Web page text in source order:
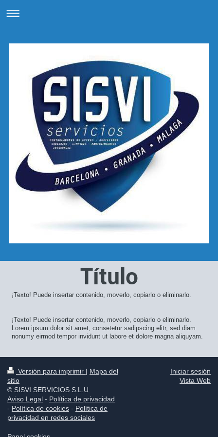
Título
¡Texto! Puede insertar contenido, moverlo, copiarlo o eliminarlo.
¡Texto! Puede insertar contenido, moverlo, copiarlo o eliminarlo.
Lorem ipsum dolor sit amet, consetetur sadipscing elitr, sed diam
nonumy eirmod tempor invidunt ut labore et dolore magna aliquyam.
Versión para imprimir | Mapa del
sitio
© SISVI SERVICIOS S.L.U
Aviso Legal - Política de privacidad
- Política de cookies - Política de
privacidad en redes sociales
Iniciar sesión
Vista Web